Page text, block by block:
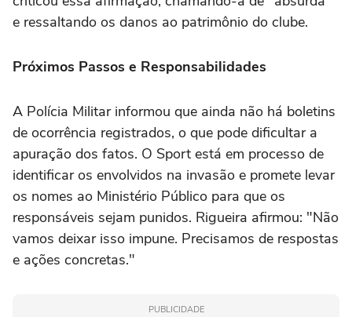
e ressaltando os danos ao patrimônio do clube.
Próximos Passos e Responsabilidades
A Polícia Militar informou que ainda não há boletins
de ocorrência registrados, o que pode dificultar a
apuração dos fatos. O Sport está em processo de
identificar os envolvidos na invasão e promete levar
os nomes ao Ministério Público para que os
responsáveis sejam punidos. Rigueira afirmou: "Não
vamos deixar isso impune. Precisamos de respostas
e ações concretas."
PUBLICIDADE